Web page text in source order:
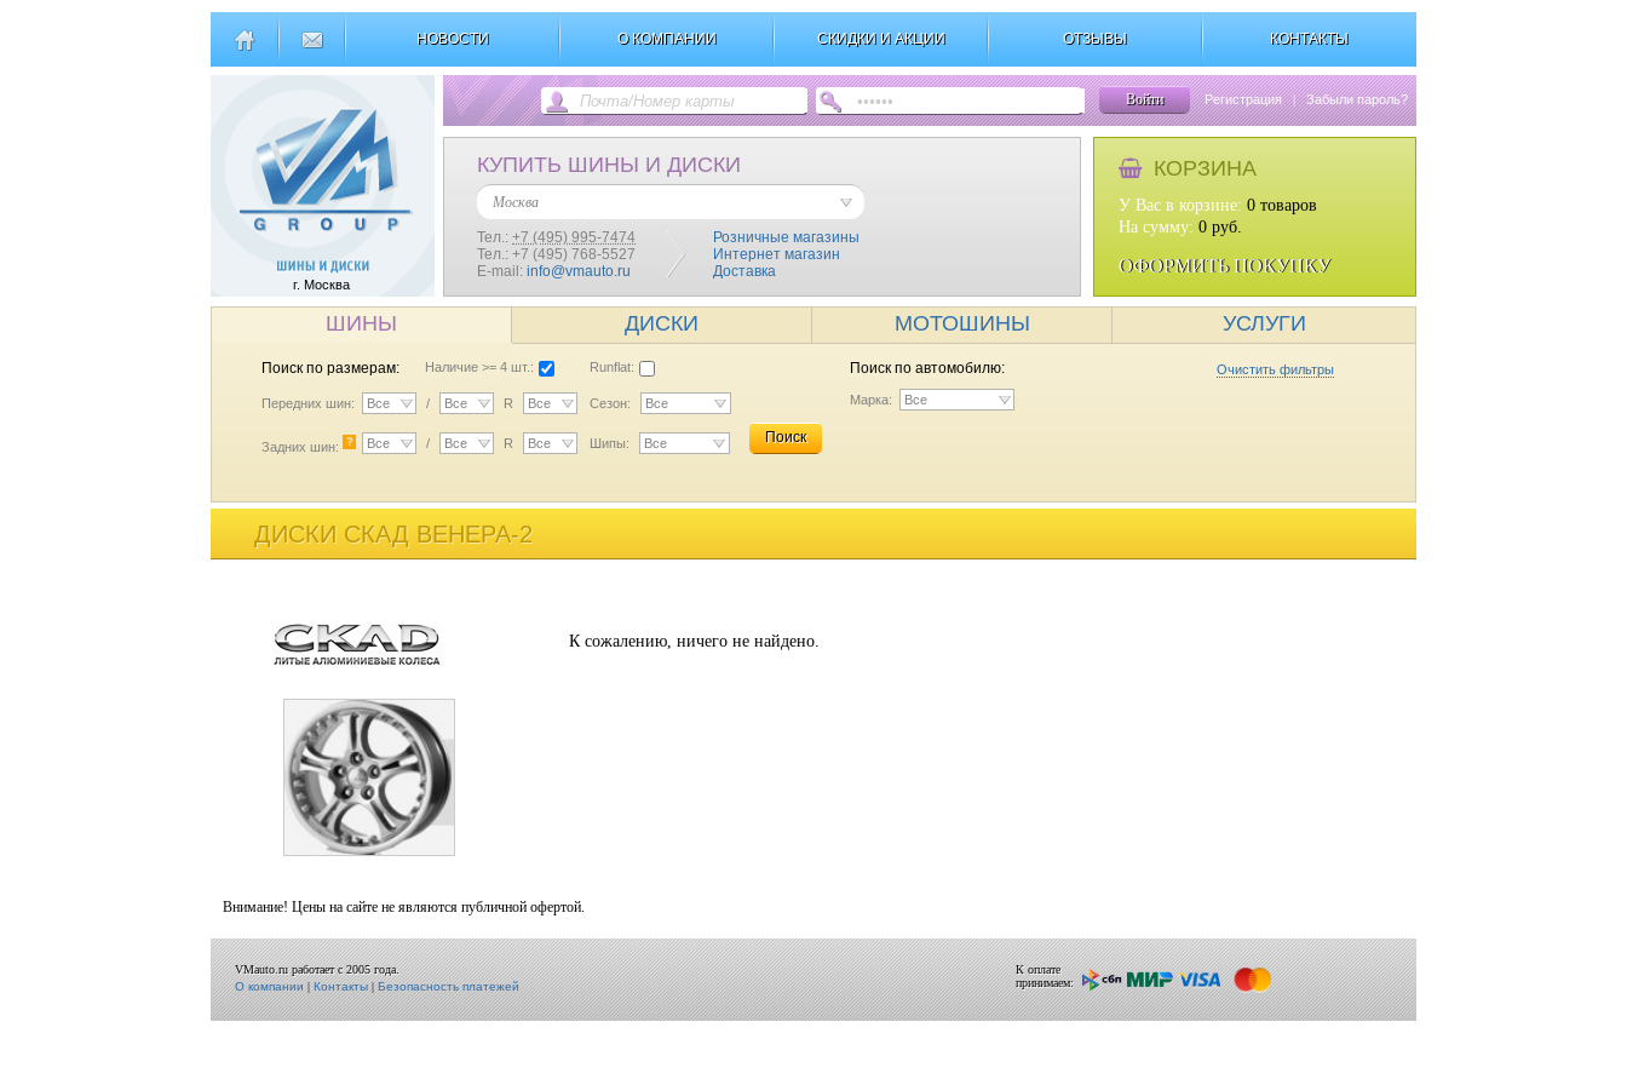
НОВОСТИ О КОМПАНИИ СКИДКИ И АКЦИИ ОТЗЫВЫ КОНТАКТЫ
г. Москва
Войти Регистрация | Забыли пароль?
КУПИТЬ ШИНЫ И ДИСКИ
Москва
Тел.: +7 (495) 995-7474
Тел.: +7 (495) 768-5527
E-mail: info@vmauto.ru
Розничные магазины
Интернет магазин
Доставка
КОРЗИНА
У Вас в корзине: 0 товаров
На сумму: 0 руб.
ОФОРМИТЬ ПОКУПКУ
ШИНЫ ДИСКИ МОТОШИНЫ УСЛУГИ
Поиск по размерам: Наличие >= 4 шт.: Runflat:
Передних шин: Все / Все R Все Сезон: Все
Задних шин: ? Все / Все R Все Шипы: Все Поиск
Поиск по автомобилю: Очистить фильтры
Марка: Все
ДИСКИ СКАД ВЕНЕРА-2
К сожалению, ничего не найдено.
Внимание! Цены на сайте не являются публичной офертой.
VMauto.ru работает с 2005 года.
О компании|Контакты|Безопасность платежей
К оплате
принимаем: